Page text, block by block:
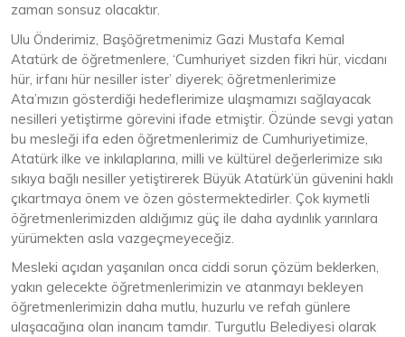
zaman sonsuz olacaktır.
Ulu Önderimiz, Başöğretmenimiz Gazi Mustafa Kemal
Atatürk de öğretmenlere, ‘Cumhuriyet sizden fikri hür, vicdanı
hür, irfanı hür nesiller ister’ diyerek; öğretmenlerimize
Ata’mızın gösterdiği hedeflerimize ulaşmamızı sağlayacak
nesilleri yetiştirme görevini ifade etmiştir. Özünde sevgi yatan
bu mesleği ifa eden öğretmenlerimiz de Cumhuriyetimize,
Atatürk ilke ve inkılaplarına, milli ve kültürel değerlerimize sıkı
sıkıya bağlı nesiller yetiştirerek Büyük Atatürk’ün güvenini haklı
çıkartmaya önem ve özen göstermektedirler. Çok kıymetli
öğretmenlerimizden aldığımız güç ile daha aydınlık yarınlara
yürümekten asla vazgeçmeyeceğiz.
Mesleki açıdan yaşanılan onca ciddi sorun çözüm beklerken,
yakın gelecekte öğretmenlerimizin ve atanmayı bekleyen
öğretmenlerimizin daha mutlu, huzurlu ve refah günlere
ulaşacağına olan inancım tamdır. Turgutlu Belediyesi olarak